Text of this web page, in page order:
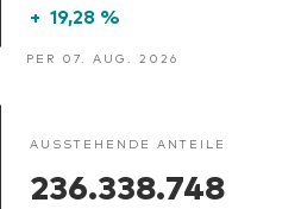
+ 19,28 %
PER 07. AUG. 2026
AUSSTEHENDE ANTEILE
236.338.748